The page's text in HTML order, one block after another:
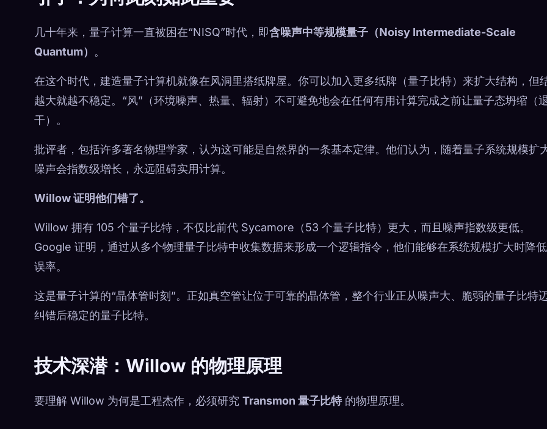
几十年来，量子计算一直被困在“NISQ”时代，即含噪声中等规模量子（Noisy Intermediate-Scale
Quantum） 。
在这个时代，建造量子计算机就像在风洞里搭纸牌屋。你可以加入更多纸牌（量子比特）来扩大结构，但
越大就越不稳定。“风”（环境噪声、热量、辐射）不可避免地会在任何有用计算完成之前让量子态坍缩（
干）。
批评者，包括许多著名物理学家，认为这可能是自然界的一条基本定律。他们认为，随着量子系统规模扩
噪声会指数级增长，永远阻碍实用计算。
Willow 证明他们错了。
Willow 拥有 105 个量子比特，不仅比前代 Sycamore（53 个量子比特）更大，而且噪声指数级更低。
Google 证明，通过从多个物理量子比特中收集数据来形成一个逻辑指令，他们能够在系统规模扩大时降
误率。
这是量子计算的“晶体管时刻”。正如真空管让位于可靠的晶体管，整个行业正从噪声大、脆弱的量子比特
纠错后稳定的量子比特。
技术深潜：Willow 的物理原理
要理解 Willow 为何是工程杰作，必须研究 Transmon 量子比特的物理原理。